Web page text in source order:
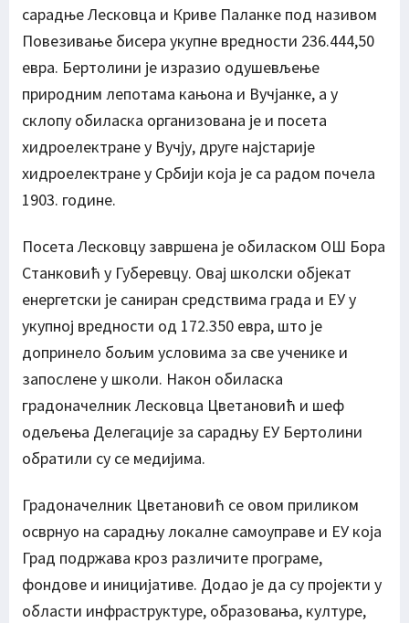
сарадње Лесковца и Криве Паланке под називом
Повезивање бисера укупне вредности 236.444,50
евра. Бертолини је изразио одушевљење
природним лепотама кањона и Вучјанке, а у
склопу обиласка организована је и посета
хидроелектране у Вучју, друге најстарије
хидроелектране у Србији која је са радом почела
1903. године.
Посета Лесковцу завршена је обиласком ОШ Бора
Станковић у Губеревцу. Овај школски објекат
енергетски је саниран средствима града и ЕУ у
укупној вредности од 172.350 евра, што је
допринело бољим условима за све ученике и
запослене у школи. Након обиласка
градоначелник Лесковца Цветановић и шеф
одељења Делегације за сарадњу ЕУ Бертолини
обратили су се медијима.
Градоначелник Цветановић се овом приликом
осврнуо на сарадњу локалне самоуправе и ЕУ која
Град подржава кроз различите програме,
фондове и иницијативе. Додао је да су пројекти у
области инфраструктуре, образовања, културе,